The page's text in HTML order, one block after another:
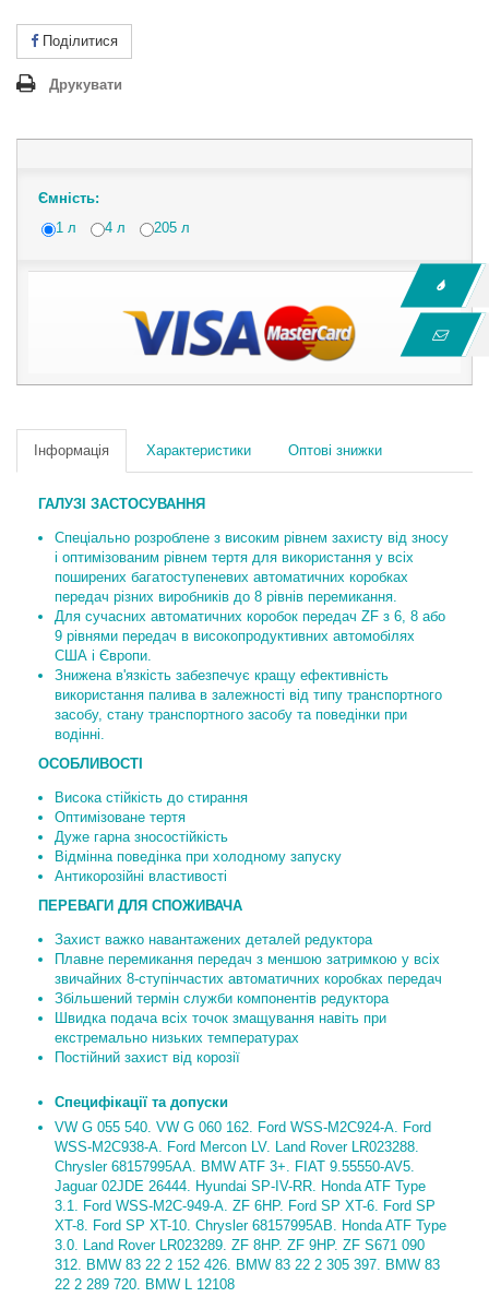
Поділитися
Друкувати
Ємність:
1 л
4 л 205 л
Інформація Характеристики Оптові знижки
ГАЛУЗІ ЗАСТОСУВАННЯ
Спеціально розроблене з високим рівнем захисту від зносу
і оптимізованим рівнем тертя для використання у всіх
поширених багатоступеневих автоматичних коробках
передач різних виробників до 8 рівнів перемикання.
Для сучасних автоматичних коробок передач ZF з 6, 8 або
9 рівнями передач в високопродуктивних автомобілях
США і Європи.
Знижена в'язкість забезпечує кращу ефективність
використання палива в залежності від типу транспортного
засобу, стану транспортного засобу та поведінки при
водінні.
ОСОБЛИВОСТІ
Висока стійкість до стирання
Оптимізоване тертя
Дуже гарна зносостійкість
Відмінна поведінка при холодному запуску
Антикорозійні властивості
ПЕРЕВАГИ ДЛЯ СПОЖИВАЧА
Захист важко навантажених деталей редуктора
Плавне перемикання передач з меншою затримкою у всіх
звичайних 8-ступінчастих автоматичних коробках передач
Збільшений термін служби компонентів редуктора
Швидка подача всіх точок змащування навіть при
екстремально низьких температурах
Постійний захист від корозії
Специфікації та допуски
VW G 055 540. VW G 060 162. Ford WSS-M2C924-A. Ford
WSS-M2C938-A. Ford Mercon LV. Land Rover LR023288.
Chrysler 68157995AA. BMW ATF 3+. FIAT 9.55550-AV5.
Jaguar 02JDE 26444. Hyundai SP-IV-RR. Honda ATF Type
3.1. Ford WSS-M2C-949-A. ZF 6HP. Ford SP XT-6. Ford SP
XT-8. Ford SP XT-10. Chrysler 68157995AB. Honda ATF Type
3.0. Land Rover LR023289. ZF 8HP. ZF 9HP. ZF S671 090
312. BMW 83 22 2 152 426. BMW 83 22 2 305 397. BMW 83
22 2 289 720. BMW L 12108